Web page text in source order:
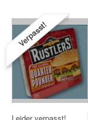
Verpasst!